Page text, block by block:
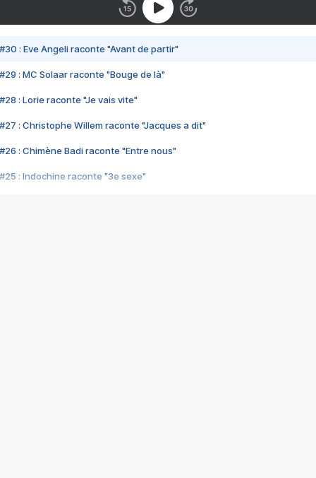
#30 : Eve Angeli raconte "Avant de partir"
#29 : MC Solaar raconte "Bouge de là"
#28 : Lorie raconte "Je vais vite"
#27 : Christophe Willem raconte "Jacques a dit"
#26 : Chimène Badi raconte "Entre nous"
#25 : Indochine raconte "3e sexe"